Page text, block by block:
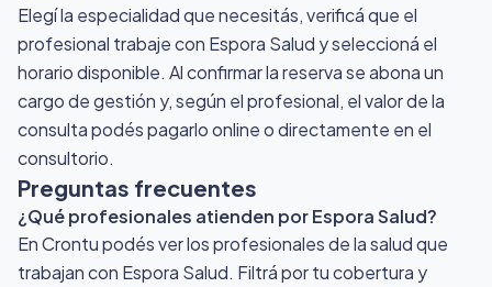
Elegí la especialidad que necesitás, verificá que el
profesional trabaje con Espora Salud y seleccioná el
horario disponible. Al confirmar la reserva se abona un
cargo de gestión y, según el profesional, el valor de la
consulta podés pagarlo online o directamente en el
consultorio.
Preguntas frecuentes
¿Qué profesionales atienden por Espora Salud?
En Crontu podés ver los profesionales de la salud que
trabajan con Espora Salud. Filtrá por tu cobertura y